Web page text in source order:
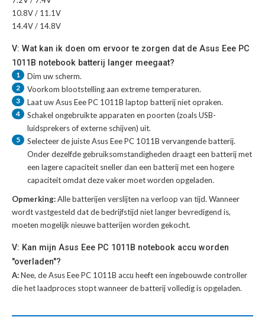
10.8V / 11.1V
14.4V / 14.8V
V: Wat kan ik doen om ervoor te zorgen dat de Asus Eee PC
1011B notebook batterij langer meegaat?
1 Dim uw scherm.
2 Voorkom blootstelling aan extreme temperaturen.
3 Laat uwAsus Eee PC 1011B laptop batterijniet opraken.
4
Schakel ongebruikte apparaten en poorten (zoals USB-
luidsprekers of externe schijven) uit.
5 Selecteer de juisteAsus Eee PC 1011B vervangende batterij.
Onder dezelfde gebruiksomstandigheden draagt een batterij met
een lagere capaciteit sneller dan een batterij met een hogere
capaciteit omdat deze vaker moet worden opgeladen.
Opmerking:Alle batterijen verslijten na verloop van tijd. Wanneer
wordt vastgesteld dat de bedrijfstijd niet langer bevredigend is,
moeten mogelijk nieuwe batterijen worden gekocht.
V: Kan mijn Asus Eee PC 1011B notebook accu worden
"overladen"?
A:Nee, de Asus Eee PC 1011B accu heeft een ingebouwde controller
die het laadproces stopt wanneer de batterij volledig is opgeladen.